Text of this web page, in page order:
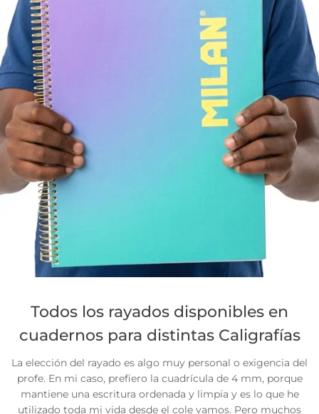
Todos los rayados disponibles en
cuadernos para distintas Caligrafías
La elección del rayado es algo muy personal o exigencia del
profe. En mi caso, prefiero la cuadrícula de 4 mm, porque
mantiene una escritura ordenada y limpia y es lo que he
utilizado toda mi vida desde el cole vamos. Pero muchos